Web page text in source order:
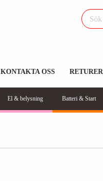
KONTAKTA OSS RETURER
El & belysning Batteri & Start